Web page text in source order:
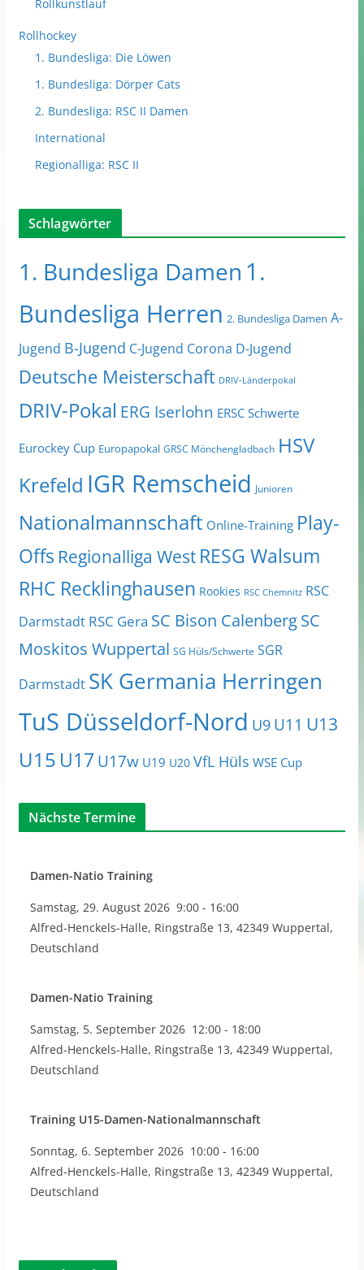
Rollkunstlauf
Rollhockey
1. Bundesliga: Die Löwen
1. Bundesliga: Dörper Cats
2. Bundesliga: RSC II Damen
International
Regionalliga: RSC II
Schlagwörter
1. Bundesliga Damen 1.
Bundesliga Herren 2. Bundesliga Damen A-
Jugend B-Jugend C-Jugend Corona D-Jugend
Deutsche Meisterschaft DRIV-Länderpokal
DRIV-Pokal ERG Iserlohn ERSC Schwerte
Eurockey Cup Europapokal GRSC Mönchengladbach HSV
Krefeld IGR Remscheid Junioren
Nationalmannschaft Online-Training Play-
Offs Regionalliga West RESG Walsum
RHC Recklinghausen Rookies RSC Chemnitz RSC
Darmstadt RSC Gera SC Bison CalenbergSC
Moskitos Wuppertal SG Hüls/Schwerte SGR
Darmstadt SK Germania Herringen
TuS Düsseldorf-Nord U9 U11 U13
U15 U17 U17w U19 U20 VfL Hüls WSE Cup
Nächste Termine
Damen-Natio Training
Samstag, 29. August 2026 9:00- 16:00
Alfred-Henckels-Halle, Ringstraße 13, 42349 Wuppertal,
Deutschland
Damen-Natio Training
Samstag, 5. September 2026 12:00- 18:00
Alfred-Henckels-Halle, Ringstraße 13, 42349 Wuppertal,
Deutschland
Training U15-Damen-Nationalmannschaft
Sonntag, 6. September 2026 10:00- 16:00
Alfred-Henckels-Halle, Ringstraße 13, 42349 Wuppertal,
Deutschland